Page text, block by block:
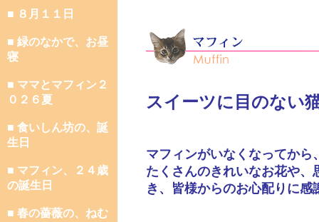
■ ８月１１日
■ 緑のなかで、お昼
寝
■ ママとマフィン２
０２６夏
■ 食いしん坊の、誕
生日
■ マフィン、２４歳
の誕生日
■ 春の薔薇の、ねむ
スイーツに目のない
マフィンがいなくなってか
たくさんのきれいなお花や
き、皆様からのお心配りに感